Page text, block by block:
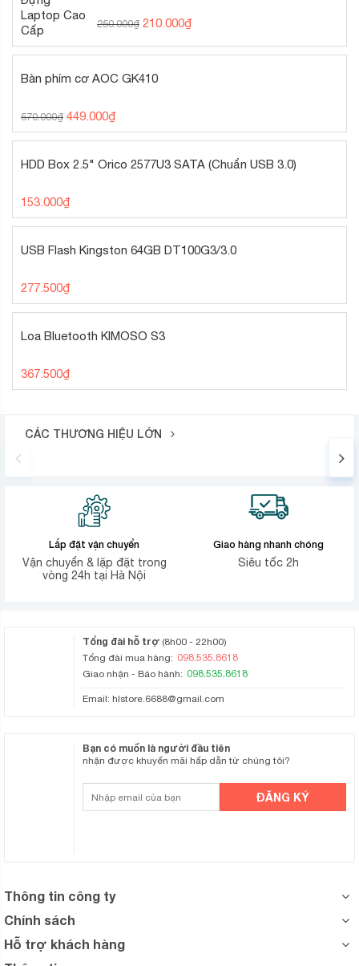
250.000₫ 210.000₫
Bàn phím cơ AOC GK410
570.000₫ 449.000₫
HDD Box 2.5" Orico 2577U3 SATA (Chuẩn USB 3.0)
153.000₫
USB Flash Kingston 64GB DT100G3/3.0
277.500₫
Loa Bluetooth KIMOSO S3
367.500₫
CÁC THƯƠNG HIỆU LỚN
Lắp đặt vận chuyển
Vận chuyển & lặp đặt trong
vòng 24h tại Hà Nội
Giao hàng nhanh chóng
Siêu tốc 2h
Tổng đài hỗ trợ (8h00 - 22h00)
Tổng đài mua hàng: 098.535.8618
Giao nhận - Bảo hành: 098.535.8618
Email: hlstore.6688@gmail.com
Bạn có muốn là người đầu tiên
nhận được khuyến mãi hấp dẫn từ chúng tôi?
Thông tin công ty
Chính sách
Hỗ trợ khách hàng